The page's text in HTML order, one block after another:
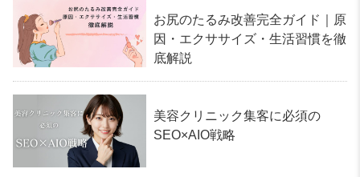
お尻のたるみ改善完全ガイド｜原
因・エクササイズ・生活習慣を徹
底解説
美容クリニック集客に必須の
SEO×AIO戦略